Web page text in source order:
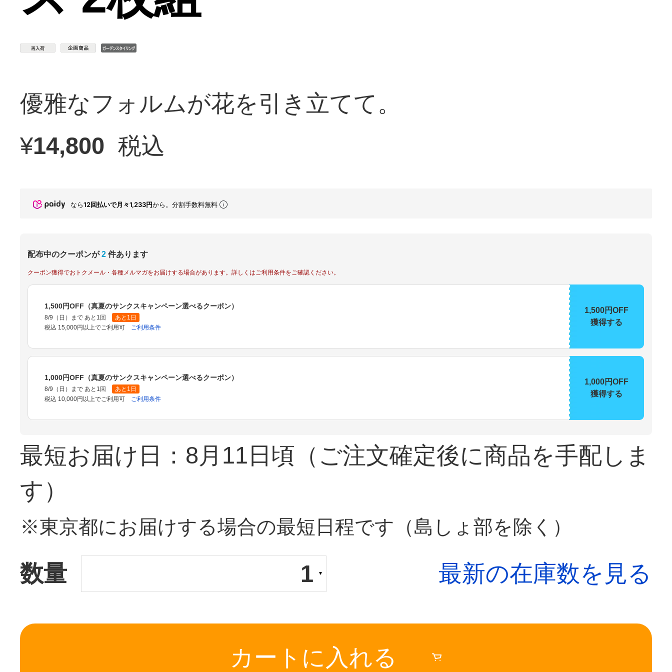
優雅なフォルムが花を引き立てて。
¥14,800 税込
なら12回払いで月々1,233円から。分割手数料無料
配布中のクーポンが 2 件あります
クーポン獲得でおトクメール・各種メルマガをお届けする場合があります。詳しくはご利用条件をご確認ください。
1,500円OFF（真夏のサンクスキャンペーン選べるクーポン）
8/9（日）まで あと1回
あと1日
税込 15,000円以上でご利用可
ご利用条件
1,500円OFF
獲得する
1,000円OFF（真夏のサンクスキャンペーン選べるクーポン）
8/9（日）まで あと1回
あと1日
税込 10,000円以上でご利用可
ご利用条件
1,000円OFF
獲得する
最短お届け日：8月11日頃 （ご注文確定後に商品を手配しま
す）
※東京都にお届けする場合の最短日程です（島しょ部を除く）
数量 1 最新の在庫数を見る
カートに入れる